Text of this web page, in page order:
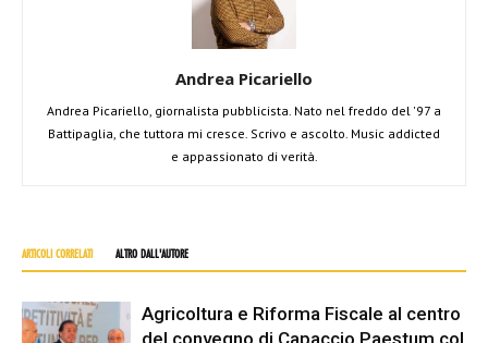
Andrea Picariello
Andrea Picariello, giornalista pubblicista. Nato nel freddo del '97 a
Battipaglia, che tuttora mi cresce. Scrivo e ascolto. Music addicted
e appassionato di verità.
ARTICOLI CORRELATI ALTRO DALL'AUTORE
Agricoltura e Riforma Fiscale al centro